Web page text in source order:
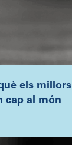
els millors
cap al món